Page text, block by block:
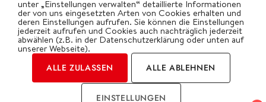
2026 | by Oliver Gawryluk
unter „Einstellungen verwalten“ detaillierte Informationen
der von uns eingesetzten Arten von Cookies erhalten und
deren Einstellungen aufrufen. Sie können die Einstellungen
jederzeit aufrufen und Cookies auch nachträglich jederzeit
abwählen (z.B. in der Datenschutzerklärung oder unten auf
unserer Webseite).
ALLE ZULASSEN ALLE ABLEHNEN
EINSTELLUNGEN